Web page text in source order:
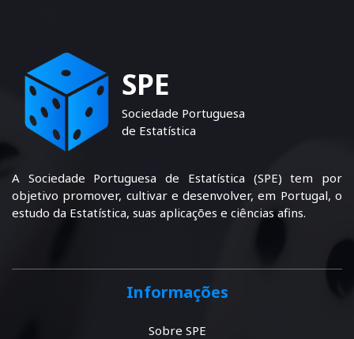
SPE
Sociedade Portuguesa
de Estatística
A Sociedade Portuguesa de Estatística (SPE) tem por
objetivo promover, cultivar e desenvolver, em Portugal, o
estudo da Estatística, suas aplicações e ciências afins.
Informações
Sobre SPE